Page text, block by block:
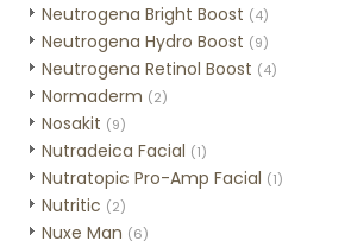
Neutrogena Bright Boost (4)
Neutrogena Hydro Boost (9)
Neutrogena Retinol Boost (4)
Normaderm (2)
Nosakit (9)
Nutradeica Facial (1)
Nutratopic Pro-Amp Facial (1)
Nutritic (2)
Nuxe Man (6)